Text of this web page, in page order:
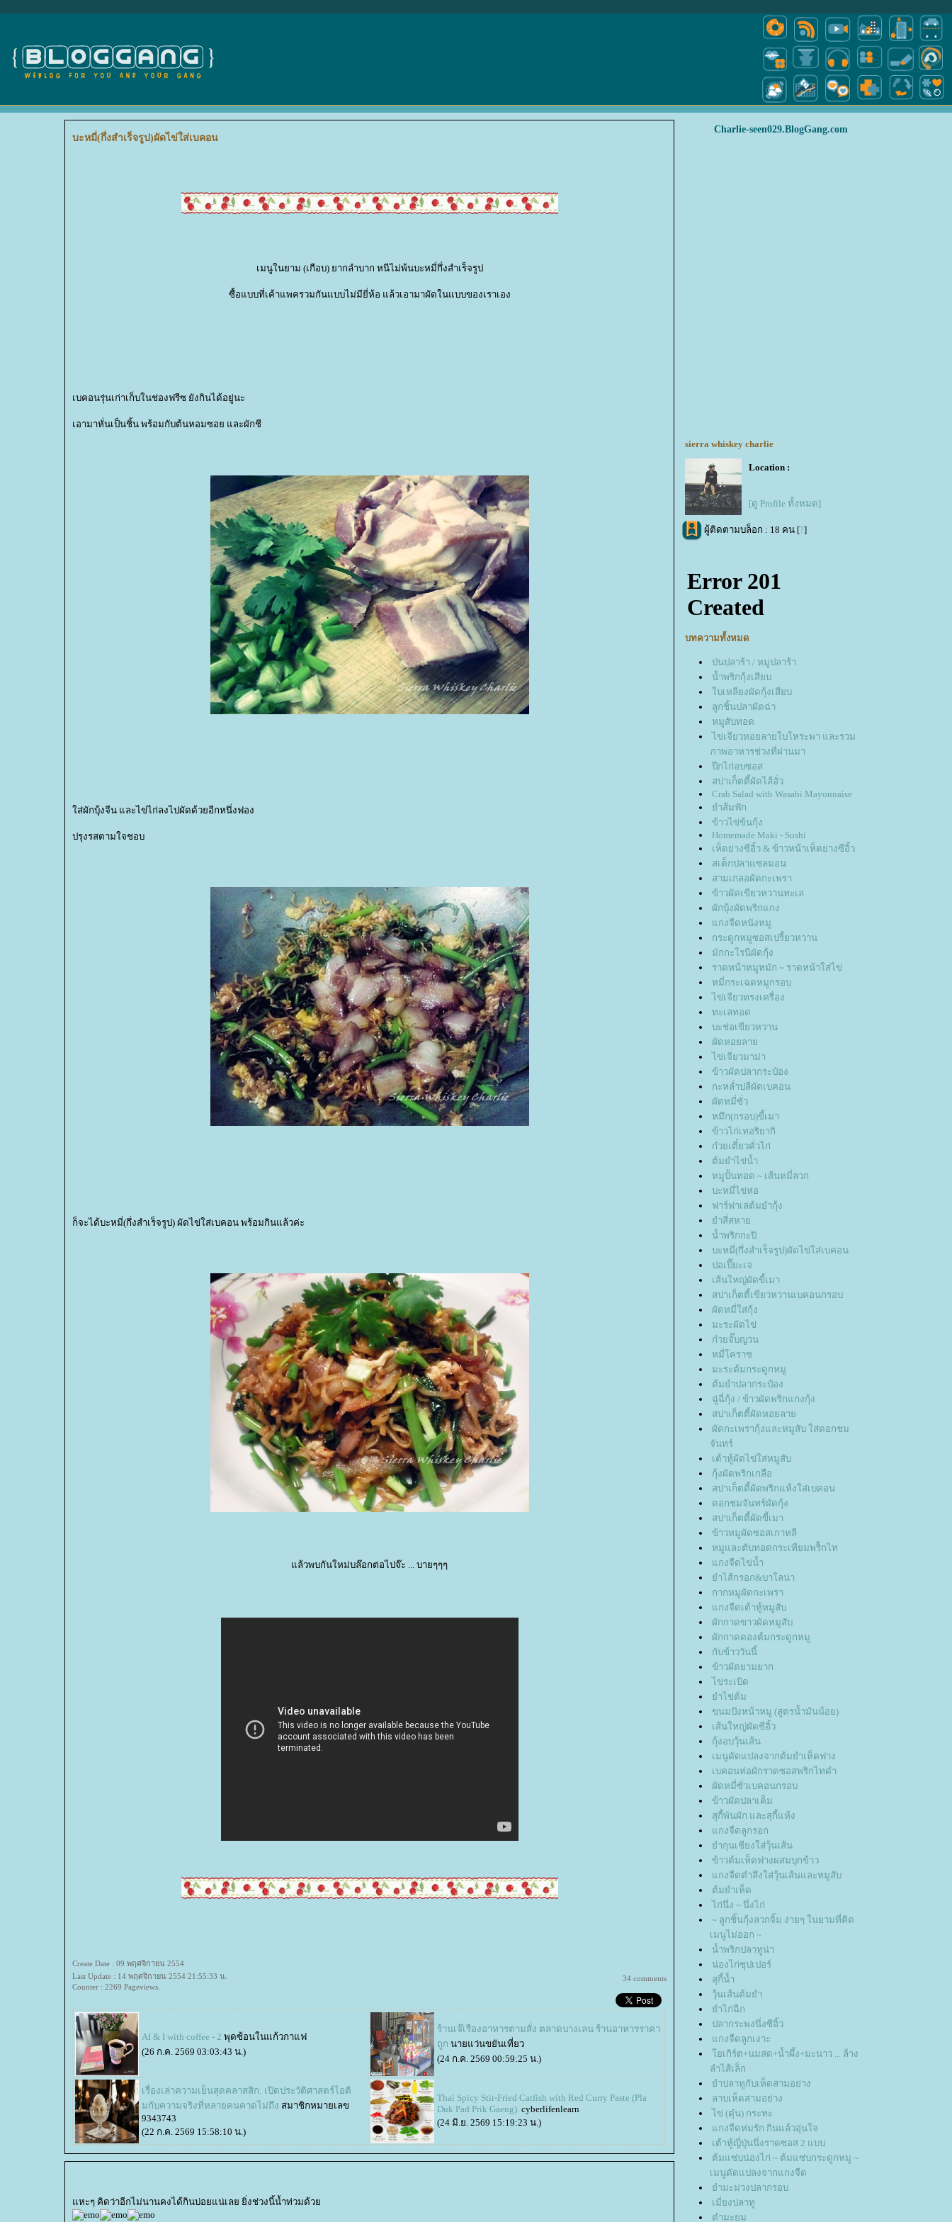
บะหมี่(กึ่งสำเร็จรูป)ผัดไข่ใส่เบคอน
เมนูในยาม (เกือบ) ยากลำบาก หนีไม่พ้นบะหมี่กึ่งสำเร็จรูป
ซื้อแบบที่เค้าแพครวมกันแบบไม่มียี่ห้อ แล้วเอามาผัดในแบบของเราเอง
เบคอนรุ่นเก่าเก็บในช่องฟรีซ ยังกินได้อยู่นะ
เอามาหั่นเป็นชิ้น พร้อมกับต้นหอมซอย และผักชี
ส่ผักบุ้งจีน และไข่ไก่ลงไปผัดด้วยอีกหนึ่งฟอง
ปรุงรสตามใจชอบ
ก็จะได้บะหมี่(กึ่งสำเร็จรูป) ผัดไข่ใส่เบคอน พร้อมกินแล้วค่ะ
ล้วพบกันใหม่บล๊อกต่อไปจ๊ะ ... บายๆๆๆ
Create Date : 09 พฤศจิกายน 2554
Last Update : 14 พฤศจิกายน 2554 21:55:33 น.
Counter : 2269 Pageviews.
34 comments
AI & I with coffee - 2 พุดซ้อนในแก้วกาแฟ
(26 ก.ค. 2569 03:03:43 น.)
ร้านเจ๊เรืองอาหารตามสั่ง ตลาดบางเลน ร้านอาหารราคา
ถูก นายแว่นขยันเที่ยว
(24 ก.ค. 2569 00:59:25 น.)
เรื่องเล่าความเย็นสุดคลาสสิก: เปิดประวัติศาสตร์ไอติ
มกับความจริงที่หลายคนคาดไม่ถึง สมาชิกหมายเลข
9343743
(22 ก.ค. 2569 15:58:10 น.)
Thai Spicy Stir-Fried Catfish with Red Curry Paste (Pla
Duk Pad Prik Gaeng). cyberlifenlearn
(24 มิ.ย. 2569 15:19:23 น.)
หะๆ คิดว่าอีกไม่นานคงได้กินบ่อยแน่เลย ยิ่งช่วงนี้น้ำท่วมด้ว
Charlie-seen029.BlogGang.com
sierra whiskey charlie
Location :
[ดู Profile ทั้งหมด]
ผู้ติดตามบล็อก : 18 คน [?]
บทความทั้งหมด
ป่นปลาร้า / หมูปลาร้า
น้ำพริกกุ้งเสียบ
บเหลียงผัดกุ้งเสียบ
ลูกชิ้นปลาผัดฉ่า
หมูสับทอด
ไข่เจียวหอยลายใบโหระพา และรวม
ภาพอาหารช่วงที่ผ่านมา
ปีกไก่อบซอส
สปาเก็ตตี้ผัดไส้อั่ว
Crab Salad with Wasabi Mayonnaise
ำส้มฟัก
ข้าวไข่ข้นกุ้ง
Homemade Maki - Sushi
เห็ดย่างซีอิ้ว & ข้าวหน้าเห็ดย่างซีอิ้ว
สเต็กปลาแซลมอน
สามเกลอผัดกะเพรา
ข้าวผัดเขียวหวานทะเล
ผักบุ้งผัดพริกแกง
กงจืดหนังหมู
กระดูกหมูซอสเปรี้ยวหวาน
มักกะโรนีผัดกุ้ง
ราดหน้าหมูหมัก ~ ราดหน้าใส่ไข่
หมี่กระเฉดหมูกรอบ
ไข่เจียวทรงเครื่อง
ทะเลทอด
บะช่อเขียวหวาน
ผัดหอยลา
ไข่เจียวมาม่า
ข้าวผัดปลากระป๋อง
กะหล่ำปลีผัดเบคอน
ผัดหมี่ซั่ว
หมึก(กรอบ)ขี้เมา
ข้าวไก่เทอริยากิ
ก๋วยเตี๋ยวคั่วไก่
ต้มยำไข่น้ำ
หมูปั้นทอด ~ เส้นหมี่ลวก
บะหมี่ไข่ห่อ
ฟาร์ฟาเล่ต้มยำกุ้ง
ำสี่สหา
น้ำพริกกะปิ
บะหมี่(กึ่งสำเร็จรูป)ผัดไข่ใส่เบคอน
ปอเปี๊ยะเจ
เส้นใหญ่ผัดขี้เมา
สปาเก็ตตี้เขียวหวานเบคอนกรอบ
ผัดหมี่ใส่กุ้ง
มะระผัดไข่
ก๋วยจั๊บญวน
หมี่โคราช
มะระต้มกระดูกหมู
ต้มยำปลากระป๋อง
ฉู่ฉี่กุ้ง / ข้าวผัดพริกแกงกุ้ง
สปาเก็ตตี้ผัดหอยลา
ผัดกะเพรากุ้งและหมูสับ ใส่ดอกชม
จันทร์
เต้าหู้ผัดไข่ใส่หมูสับ
กุ้งผัดพริกเกลือ
สปาเก็ตตี้ผัดพริกแห้งใส่เบคอน
ดอกชมจันทร์ผัดกุ้ง
สปาเก็ตตี้ผัดขี้เมา
ข้าวหมูผัดซอสเกาหลี
หมูและตับทอดกระเทียมพริิกไท
กงจืดไข่น้ำ
ำไส้กรอก&บาโลน่า
กากหมูผัดกะเพรา
กงจืดเต้าหู้หมูสับ
ผักกาดขาวผัดหมูสับ
ผักกาดดองต้มกระดูกหมู
กับข้าววันนี้
ข้าวผัดยามยาก
ไข่ระเบิด
ำไข่ต้ม
ขนมปังหน้าหมู (สูตรน้ำมันน้อย)
เส้นใหญ่ผัดซีอิ้ว
กุ้งอบวุ้นเส้น
เมนูดัดแปลงจากต้มยำเห็ดฟาง
เบคอนห่อผักราดซอสพริกไทดำ
ผัดหมี่ซั่วเบคอนกรอบ
ข้าวผัดปลาเค็ม
สุกี้พันผัก และสุกี้แห้ง
กงจืดลูกรอก
ำกุนเชียงใส่วุ้นเส้น
ข้าวต้มเห็ดฟางผสมบุกข้าว
กงจืดตำลึงใส่วุ้นเส้นและหมูสับ
ต้มยำเห็ด
ไก่นึ่ง ~ นึ่งไก่
~ ลูกชิ้นกุ้งลวกจิ้ม ง่ายๆ ในยามที่คิด
เมนูไม่ออก ~
น้ำพริกปลาทูน่า
น่องไก่ซุปเปอร์
สุกี้น้ำ
วุ้นเส้นต้มยำ
ำไก่ฉีก
ปลากระพงนึ่งซีอิ้ว
กงจืดลูกเงาะ
เกิร์ต+นมสด+น้ำผึ้ง+มะนาว ... ล้าง
ลำไส้เล็ก
ำปลาทูกับเห็ดสามอย่าง
ลาบเห็ดสามอย่าง
ไข่ (ตุ๋น) กระทะ
กงจืดห่มรัก กินแล้วอุ่นใจ
เต้าหู้ญี่ปุ่นนึ่งราดซอส 2 แบบ
ต้มแซ่บน่องไก่ ~ ต้มแซ่บกระดูกหมู ~
เมนูดัดแปลงจากแกงจืด
ำมะม่วงปลากรอบ
เมี่ยงปลาทู
ตำมะยม